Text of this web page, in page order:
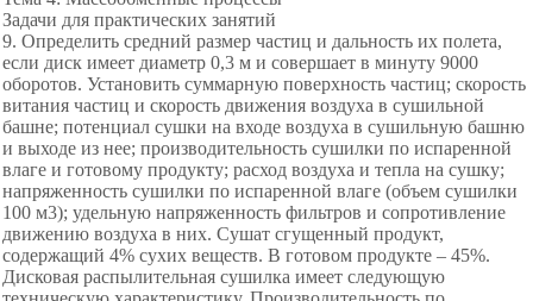
Задачи для практических занятий
9. Определить средний размер частиц и дальность их полета,
если диск имеет диаметр 0,3 м и совершает в минуту 9000
оборотов. Установить суммарную поверхность частиц; скорость
витания частиц и скорость движения воздуха в сушильной
башне; потенциал сушки на входе воздуха в сушильную башню
и выходе из нее; производительность сушилки по испаренной
влаге и готовому продукту; расход воздуха и тепла на сушку;
напряженность сушилки по испаренной влаге (объем сушилки
100 м3); удельную напряженность фильтров и сопротивление
движению воздуха в них. Сушат сгущенный продукт,
содержащий 4% сухих веществ. В готовом продукте – 45%.
Дисковая распылительная сушилка имеет следующую